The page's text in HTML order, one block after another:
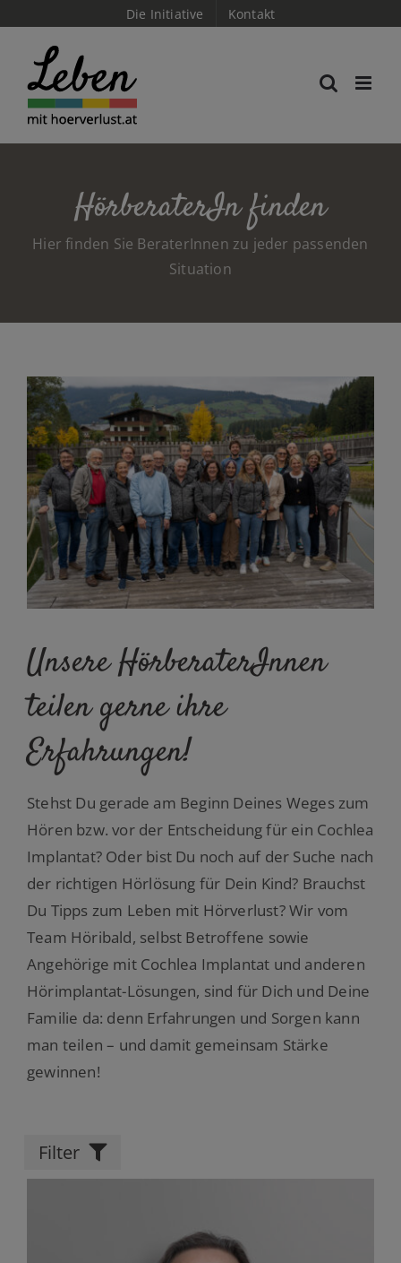
content
Die Initiative Kontakt
HörberaterIn finden
Hier finden Sie BeraterInnen zu jeder passenden
Situation
Unsere HörberaterInnen
teilen gerne ihre
Erfahrungen!
Stehst Du gerade am Beginn Deines Weges zum
Hören bzw. vor der Entscheidung für ein Cochlea
Implantat? Oder bist Du noch auf der Suche nach
der richtigen Hörlösung für Dein Kind? Brauchst
Du Tipps zum Leben mit Hörverlust? Wir vom
Team Höribald, selbst Betroffene sowie
Angehörige mit Cochlea Implantat und anderen
Hörimplantat-Lösungen, sind für Dich und Deine
Familie da: denn Erfahrungen und Sorgen kann
man teilen – und damit gemeinsam Stärke
gewinnen!
Filter